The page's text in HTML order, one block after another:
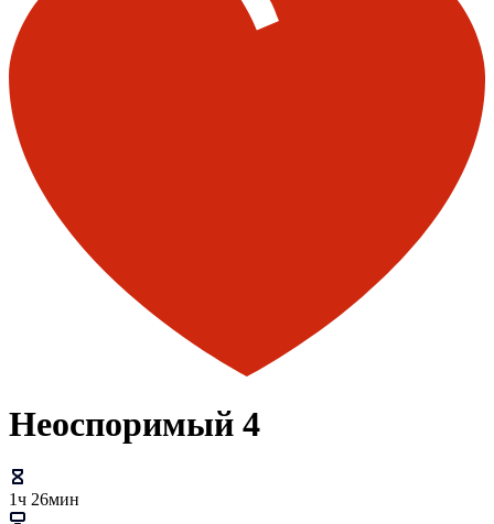
Неоспоримый 4
1ч 26мин